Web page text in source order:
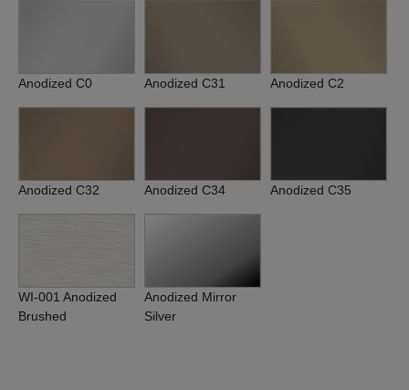
Anodized C0 Anodized C31 Anodized C2
Anodized C32 Anodized C34 Anodized C35
WI-001 Anodized
Brushed
Anodized Mirror
Silver